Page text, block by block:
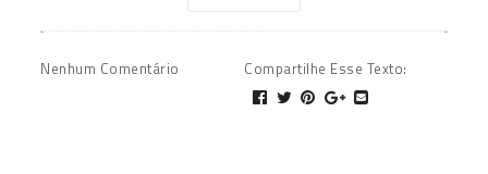
Nenhum Comentário Compartilhe Esse Texto: